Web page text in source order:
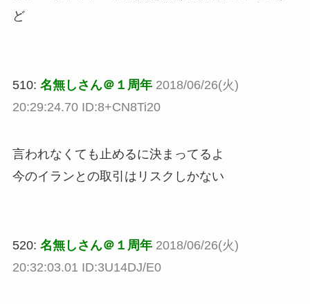
ど
510: 名無しさん＠１周年 2018/06/26(火)
20:29:24.70 ID:8+CN8Ti20
言われなくても止めるに決まってるよ
今のイランとの取引はリスクしかない
520: 名無しさん＠１周年 2018/06/26(火)
20:32:03.01 ID:3U14DJ/E0